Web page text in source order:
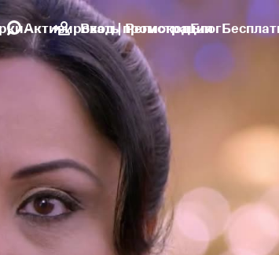
Активировать промокодБлог
Вход | Регистрация